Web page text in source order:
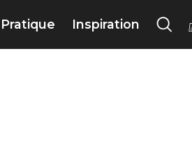
Pratique Inspiration